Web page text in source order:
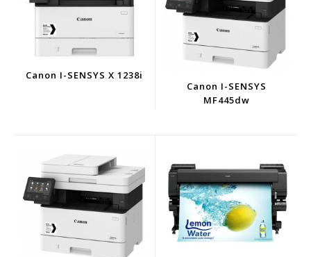
Canon I-SENSYS X 1238i
Canon I-SENSYS
MF445dw